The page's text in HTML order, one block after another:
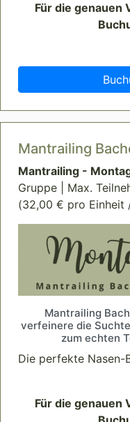
Für die genauen
Mantrailing
Mantrailing -
Gruppe | Max.
(32,00 € pro Einheit
Mantrailing
verfeinere die
zum echten
Die perfekte Nasen-
Für die genauen